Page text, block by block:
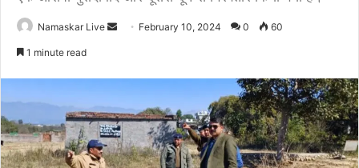
Namaskar Live
n
e
m
February 10, 2024 0 60
1 minute read